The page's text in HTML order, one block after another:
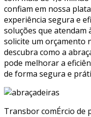
confiam em nossa
experiência segura e
soluções que atendam
solicite um orçamento
descubra como a
pode melhorar a
de forma segura e
Transbor comÉrcio de